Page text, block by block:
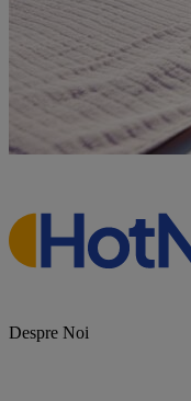
Despre Noi